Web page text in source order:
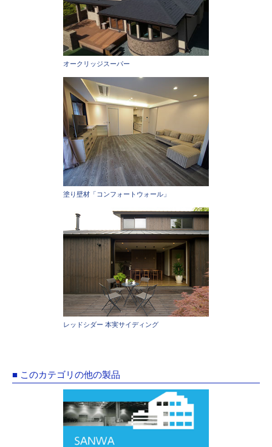
オークリッジスーパー
塗り壁材「コンフォートウォール」
レッドシダー 本実サイディング
■ このカテゴリの他の製品